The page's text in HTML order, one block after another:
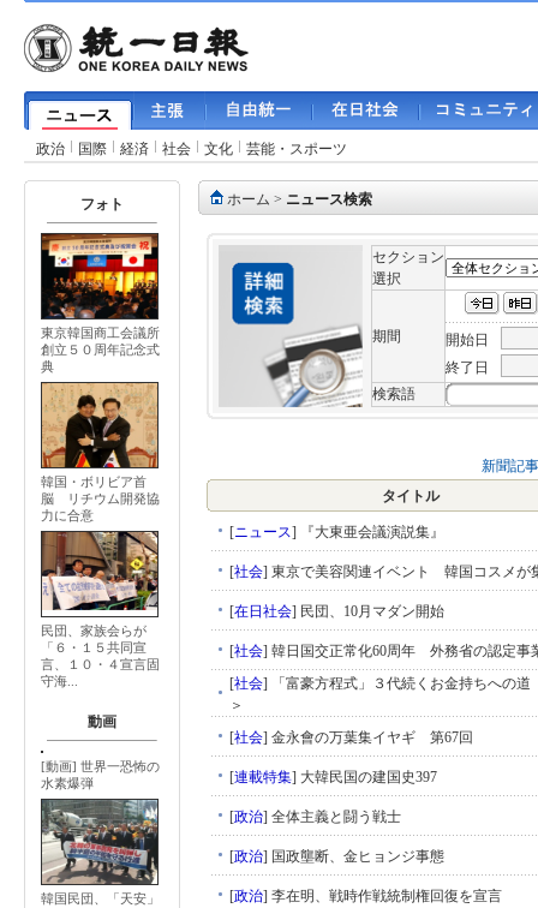
政治 国際 経済 社会 文化 芸能・スポーツ
フォト
東京韓国商工会議所
創立５０周年記念式
典
韓国・ボリビア首
脳 リチウム開発協
力に合意
民団、家族会らが
「６・１５共同宣
言、１０・４宣言固
守海...
動画
[動画] 世界一恐怖の
水素爆弾
韓国民団、「天安」
ホーム > ニュース検索
セクション
選択
期間
開始日
終了日
検索語
新聞記事
タイトル
[ニュース] 『大東亜会議演説集』
[社会] 東京で美容関連イベント 韓国コスメが
[在日社会] 民団、10月マダン開始
[社会] 韓日国交正常化60周年 外務省の認定事
[社会] 「富豪方程式」３代続くお金持ちへの
＞
[社会] 金永會の万葉集イヤギ 第67回
[連載特集] 大韓民国の建国史397
[政治] 全体主義と闘う戦士
[政治] 国政壟断、金ヒョンジ事態
[政治] 李在明、戦時作戦統制権回復を宣言